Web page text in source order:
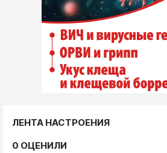
ЛЕНТА НАСТРОЕНИЯ
0 ОЦЕНИЛИ